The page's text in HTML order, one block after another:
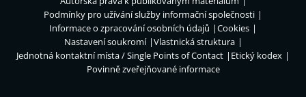
Podmínky pro užívání služby informační společnosti
Informace o zpracování osobních údajů
Cookies
Nastavení soukromí
Vlastnická struktura
Jednotná kontaktní místa / Single Points of Contact
Etický kodex
Povinně zveřejňované informace